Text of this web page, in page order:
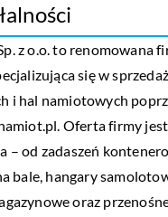
z o.o. to renomowana
się w
i hal namiotowych
Oferta firmy
– od zadaszeń
bale, hangary
oraz